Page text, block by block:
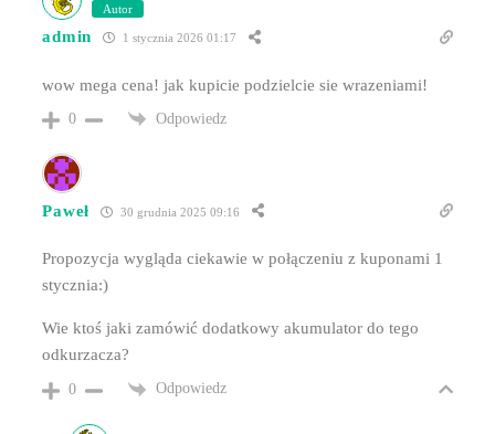
Autor
admin 1 stycznia 2026 01:17
wow mega cena! jak kupicie podzielcie sie wrazeniami!
0 Odpowiedz
Paweł 30 grudnia 2025 09:16
Propozycja wygląda ciekawie w połączeniu z kuponami 1
stycznia:)
Wie ktoś jaki zamówić dodatkowy akumulator do tego
odkurzacza?
0 Odpowiedz